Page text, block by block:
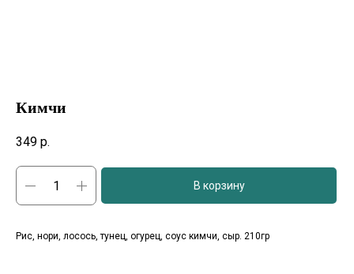
Кимчи
349 р.
В корзину
Рис, нори, лосось, тунец, огурец, соус кимчи, сыр. 210гр